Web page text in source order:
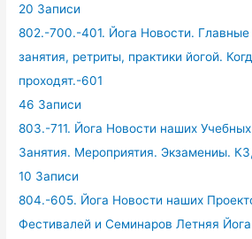
20 Записи
802.-700.-401. Йога Новости.
занятия, ретриты, практики йогой.
проходят.-601
46 Записи
803.-711. Йога Новости наших
Занятия. Мероприятия. Экзамениы.
10 Записи
804.-605. Йога Новости наших
Фестивалей и Семинаров Летняя